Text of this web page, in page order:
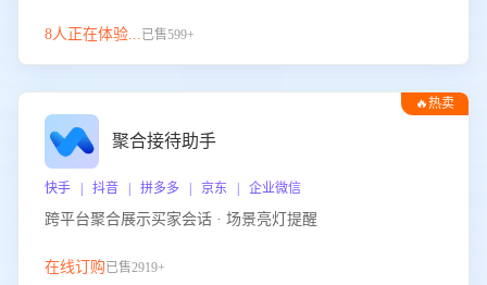
8人正在体验...已售599+
🔥热卖
聚合接待助手
快手 | 抖音 | 拼多多 | 京东 | 企业微信
跨平台聚合展示买家会话 · 场景亮灯提醒
在线订购已售2919+